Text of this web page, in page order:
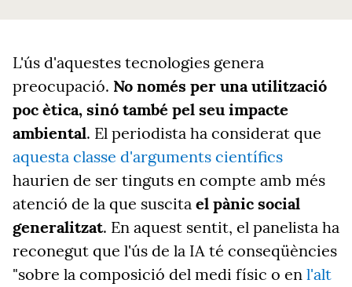
L'ús d'aquestes tecnologies genera
preocupació. No només per una utilització
poc ètica, sinó també pel seu impacte
ambiental. El periodista ha considerat que
aquesta classe d'arguments científics
haurien de ser tinguts en compte amb més
atenció de la que suscita el pànic social
generalitzat. En aquest sentit, el panelista ha
reconegut que l'ús de la IA té conseqüències
"sobre la composició del medi físic o en l'alt